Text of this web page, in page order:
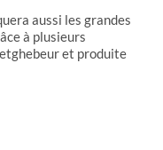
aussi les grandes
à plusieurs
et produite